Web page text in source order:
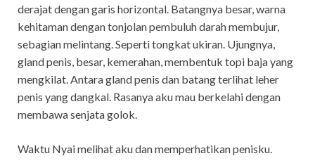
derajat dengan garis horizontal. Batangnya besar, warna
kehitaman dengan tonjolan pembuluh darah membujur,
sebagian melintang. Seperti tongkat ukiran. Ujungnya,
gland penis, besar, kemerahan, membentuk topi baja yang
mengkilat. Antara gland penis dan batang terlihat leher
penis yang dangkal. Rasanya aku mau berkelahi dengan
membawa senjata golok.
Waktu Nyai melihat aku dan memperhatikan penisku.